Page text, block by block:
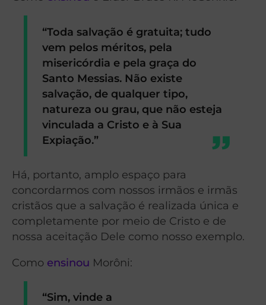
“Toda salvação é gratuita; tudo
vem pelos méritos, pela
misericórdia e pela graça do
Santo Messias. Não existe
salvação, de qualquer tipo,
natureza ou grau, que não esteja
vinculada a Cristo e à Sua
Expiação.”
Há, portanto, amplo espaço para
concordarmos com nossos irmãos e irmãs
cristãos que a salvação é realizada única e
completamente por meio de Cristo e de
nossa aceitação Dele como nosso exemplo.
Como ensinou Morôni:
“Sim, vinde a